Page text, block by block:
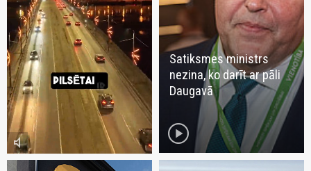
volume_mute
Satiksmes ministrs
nezina, ko darīt ar pāli
Daugavā
play_circle